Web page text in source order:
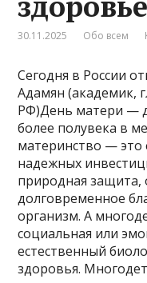
30.11.2025 Обо всем
Сегодня в России
Адамян (академик,
РФ)День матери —
более полувека в
материнство — это
надежных
природная
долговременное
организм. А
социальная или
естественный
здоровья.